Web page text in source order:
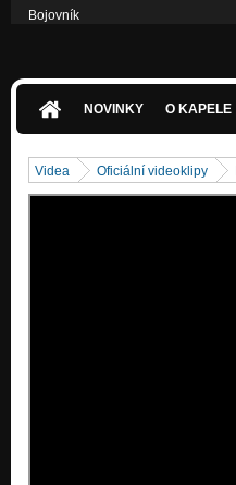
Bojovník
Pixelová
NOVINKY O KAPELE
Videa Oficiální videoklipy